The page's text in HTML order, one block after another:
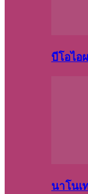
บีโอไอ
นาโนเ